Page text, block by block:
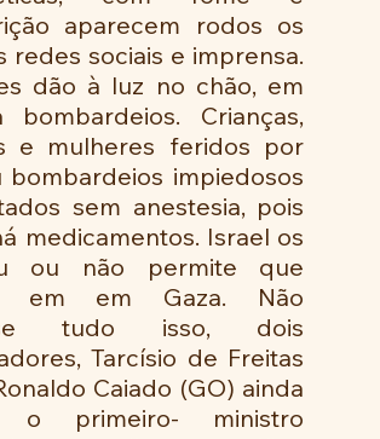
aparecem rodos os
redes sociais e imprensa.
dão à luz no chão, em
bombardeios. Crianças,
e mulheres feridos por
bombardeios impiedosos
sem anestesia, pois
medicamentos. Israel os
ou não permite que
em em Gaza. Não
tudo isso, dois
Tarcísio de Freitas
Caiado (GO) ainda
o primeiro- ministro